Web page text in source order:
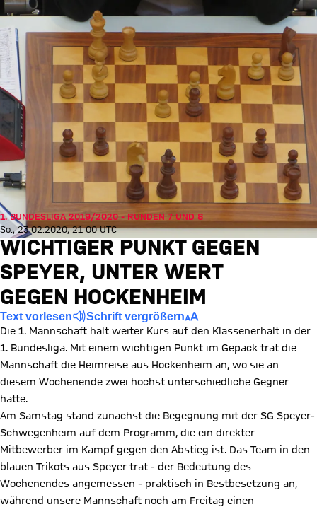
1. BUNDESLIGA 2019/2020 - RUNDEN 7 UND 8
So., 23.02.2020, 21:00 UTC
WICHTIGER PUNKT GEGEN
SPEYER, UNTER WERT
GEGEN HOCKENHEIM
Text vorlesen Schrift vergrößern
Die 1. Mannschaft hält weiter Kurs auf den Klassenerhalt in der
1. Bundesliga. Mit einem wichtigen Punkt im Gepäck trat die
Mannschaft die Heimreise aus Hockenheim an, wo sie an
diesem Wochenende zwei höchst unterschiedliche Gegner
hatte.
Am Samstag stand zunächst die Begegnung mit der SG Speyer-
Schwegenheim auf dem Programm, die ein direkter
Mitbewerber im Kampf gegen den Abstieg ist. Das Team in den
blauen Trikots aus Speyer trat - der Bedeutung des
Wochenendes angemessen - praktisch in Bestbesetzung an,
während unsere Mannschaft noch am Freitag einen